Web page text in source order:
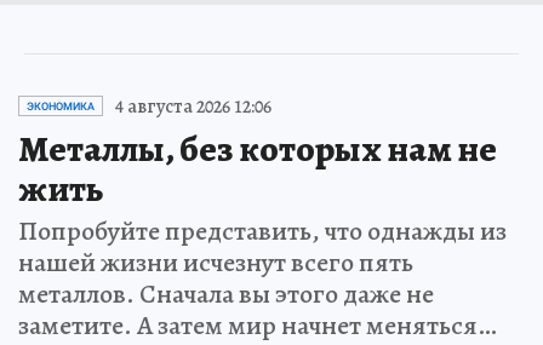
ЭКОНОМИКА 4 августа 2026 12:06
Металлы, без которых нам не
жить
Попробуйте представить, что однажды из
нашей жизни исчезнут всего пять
металлов. Сначала вы этого даже не
заметите. А затем мир начнет меняться…